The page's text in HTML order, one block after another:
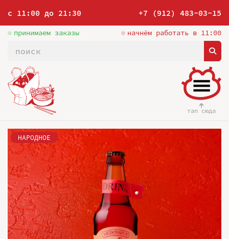
с 11:00 до 21:30 +7 (912) 483-03-15
принимаем заказы начнём работать в 11:00
тап сюда
НАРОДНОЕ